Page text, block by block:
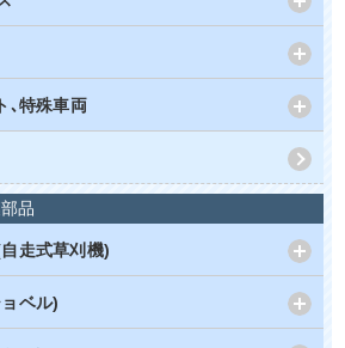
､特殊車両
品
走式草刈機)
ベル)